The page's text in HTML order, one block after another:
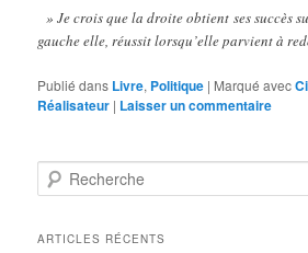
» Je crois que la droite obtient ses succès
gauche elle, réussit lorsqu’elle parvient à
Publié dans Livre, Politique | Marqué avec
Réalisateur | Laisser un commentaire
e
h
ARTICLES RÉCENTS